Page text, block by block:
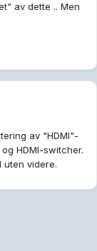
av dette .. Men
av "HDMI"-
HDMI-switcher.
uten videre.